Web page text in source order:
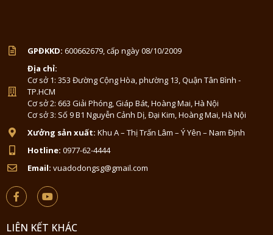
GPĐKKD: 600662679, cấp ngày 08/10/2009
Địa chỉ:
Cơ sở 1: 353 Đường Cộng Hòa, phường 13, Quận Tân Bình -
TP.HCM
Cơ sở 2: 663 Giải Phóng, Giáp Bát, Hoàng Mai, Hà Nội
Cơ sở 3: Số 9 B1 Nguyễn Cảnh Dị, Đại Kim, Hoàng Mai, Hà Nội
Xưởng sản xuất: Khu A – Thị Trấn Lâm – Ý Yên – Nam Định
Hotline: 0977-62-4444
Email: vuadodongsg@gmail.com
LIÊN KẾT KHÁC